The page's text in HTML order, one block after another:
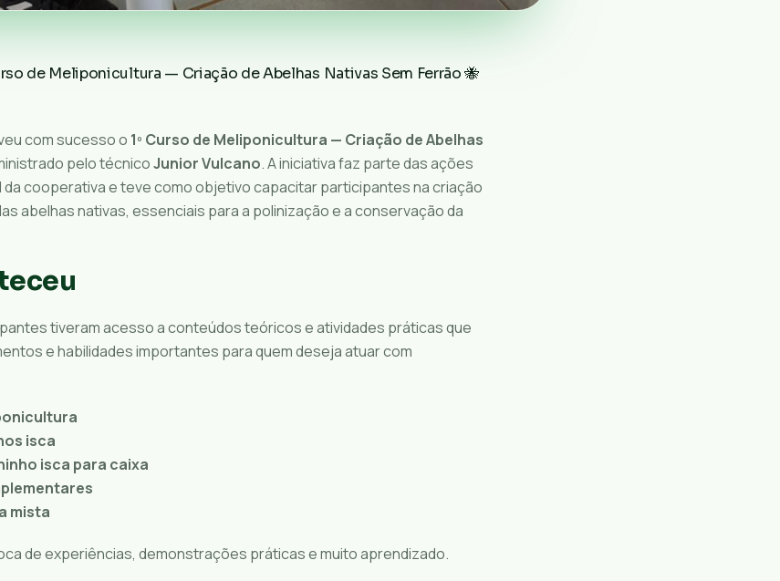
de Meliponicultura — Criação de Abelhas Nativas Sem Ferrão 🐝
com sucesso o 1º Curso de Meliponicultura — Criação de Abelhas
pelo técnicoJunior Vulcano. A iniciativa faz parte das ações
da cooperativa e teve como objetivo capacitar participantes na criação
abelhas nativas, essenciais para a polinização e a conservação da
tiveram acesso a conteúdos teóricos e atividades práticas que
e habilidades importantes para quem deseja atuar com
isca
isca para caixa
mista
de experiências, demonstrações práticas e muito aprendizado.